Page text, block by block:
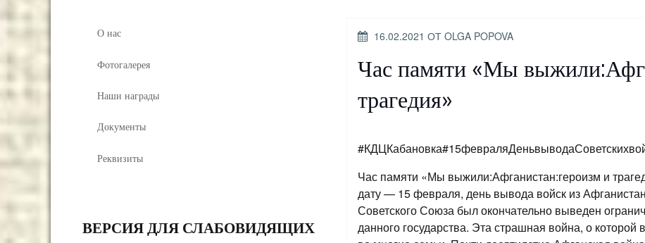
О нас
Фотогалерея
Наши награды
Документы
Реквизиты
ВЕРСИЯ ДЛЯ СЛАБОВИДЯЩИХ
ОПУБЛИКОВАНО
16.02.2021 ОТ OLGA POPOVA
Час памяти «Мы
трагедия»
Час памяти «Мы выжили:Афганистан:героизм и
дату — 15 февраля, день вывода войск из
Советского Союза был окончательно выведен
данного государства. Эта страшная война, о